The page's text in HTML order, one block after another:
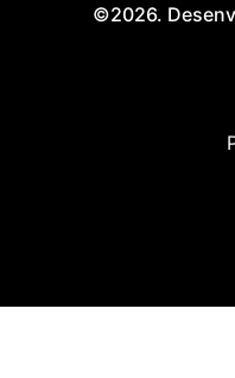
©2026.